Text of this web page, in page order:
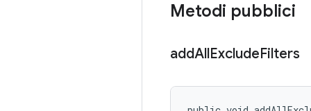
Metodi pubblici
addAllExcludeFilters